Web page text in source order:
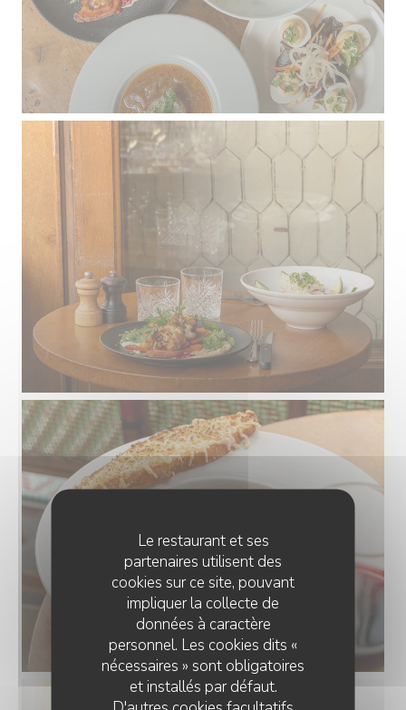
Le restaurant et ses
partenaires utilisent des
cookies sur ce site, pouvant
impliquer la collecte de
données à caractère
personnel. Les cookies dits «
nécessaires » sont obligatoires
et installés par défaut.